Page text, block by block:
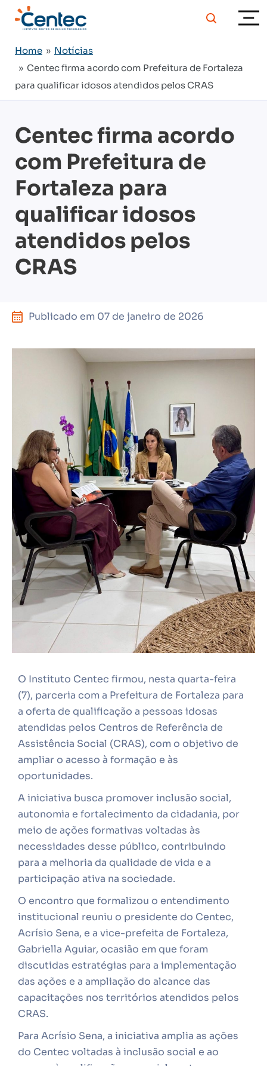
Home » Notícias
» Centec firma acordo com Prefeitura de Fortaleza
para qualificar idosos atendidos pelos CRAS
Centec firma acordo
com Prefeitura de
Fortaleza para
qualificar idosos
atendidos pelos
CRAS
Publicado em 07 de janeiro de 2026
O Instituto Centec firmou, nesta quarta-feira
(7), parceria com a Prefeitura de Fortaleza para
a oferta de qualificação a pessoas idosas
atendidas pelos Centros de Referência de
Assistência Social (CRAS), com o objetivo de
ampliar o acesso à formação e às
oportunidades.
A iniciativa busca promover inclusão social,
autonomia e fortalecimento da cidadania, por
meio de ações formativas voltadas às
necessidades desse público, contribuindo
para a melhoria da qualidade de vida e a
participação ativa na sociedade.
O encontro que formalizou o entendimento
institucional reuniu o presidente do Centec,
Acrísio Sena, e a vice-prefeita de Fortaleza,
Gabriella Aguiar, ocasião em que foram
discutidas estratégias para a implementação
das ações e a ampliação do alcance das
capacitações nos territórios atendidos pelos
CRAS.
Para Acrísio Sena, a iniciativa amplia as ações
do Centec voltadas à inclusão social e ao